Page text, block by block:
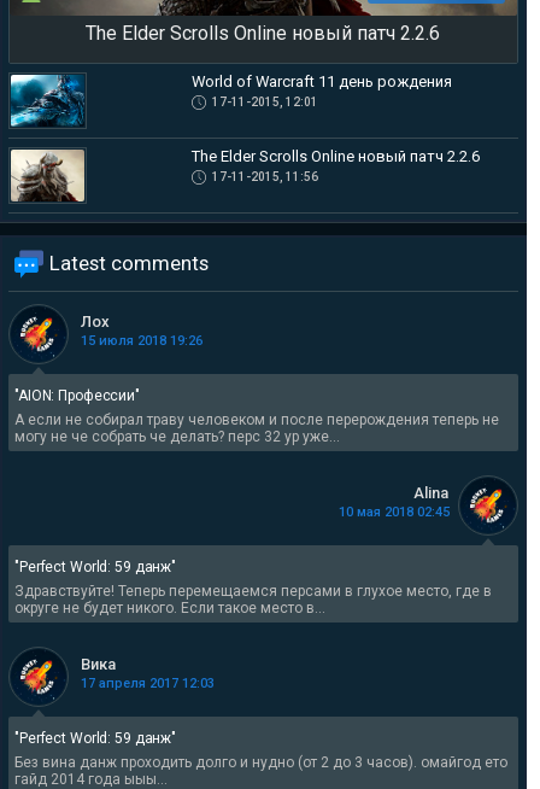
The Elder Scrolls Online новый патч 2.2.6
World of Warcraft 11 день рождения
17-11-2015, 12:01
The Elder Scrolls Online новый патч 2.2.6
17-11-2015, 11:56
Latest comments
"AION: Профессии"
А если не собирал траву человеком и после перерождения теперь не
могу не че собрать че делать? перс 32 ур уже...
Лох
15 июля 2018 19:26
"Perfect World: 59 данж"
Здравствуйте! Теперь перемещаемся персами в глухое место, где в
округе не будет никого. Если такое место в...
Alina
10 мая 2018 02:45
"Perfect World: 59 данж"
Без вина данж проходить долго и нудно (от 2 до 3 часов). омайгод ето
гайд 2014 года ыыы...
Вика
17 апреля 2017 12:03